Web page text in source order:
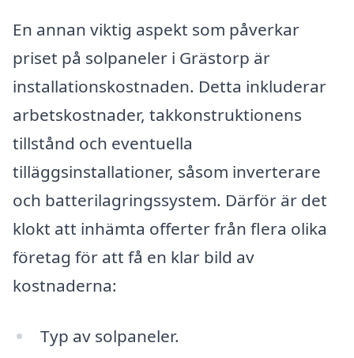
En annan viktig aspekt som påverkar
priset på solpaneler i Grästorp är
installationskostnaden. Detta inkluderar
arbetskostnader, takkonstruktionens
tillstånd och eventuella
tilläggsinstallationer, såsom inverterare
och batterilagringssystem. Därför är det
klokt att inhämta offerter från flera olika
företag för att få en klar bild av
kostnaderna:
Typ av solpaneler.